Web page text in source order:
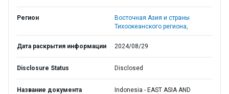
Регион
Восточная Азия и страны
Тихоокеанского региона,
Дата раскрытия информации 2024/08/29
Disclosure Status Disclosed
Название документа
Indonesia - EAST ASIA AND